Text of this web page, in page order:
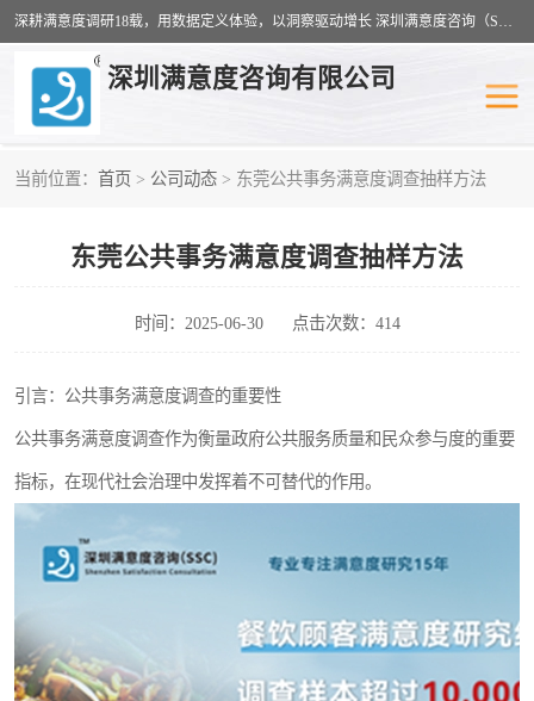
深耕满意度调研18载，用数据定义体验，以洞察驱动增长 深圳满意度咨询（SSC）：十八年专注，丈量每一份体验。
深圳满意度咨询有限公司
当前位置： 首页 > 公司动态 > 东莞公共事务满意度调查抽样方法
东莞公共事务满意度调查抽样方法
时间：2025-06-30 点击次数：414
引言：公共事务满意度调查的重要性
公共事务满意度调查作为衡量政府公共服务质量和民众参与度的重要
指标，在现代社会治理中发挥着不可替代的作用。
客户满意度调查 医疗服务业满意度
公共事务满意度调查 餐饮业满意度调查
营商环境满意度
服务满意度调查 汽车行业满意度